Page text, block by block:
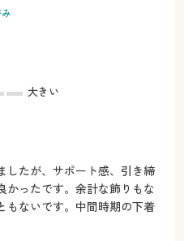
大きい
したが、サポート感、引き締
かったです。余計な飾りもな
もないです。中間時期の下着